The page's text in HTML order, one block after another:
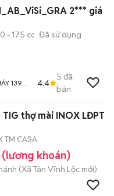
2*** giá
- 175 cc Đã sử dụng
139
4.4
5 đã
bán
thợ mài INOX LĐPT
TM CASA
khoán)
(Xã Tân Vĩnh Lộc mới)